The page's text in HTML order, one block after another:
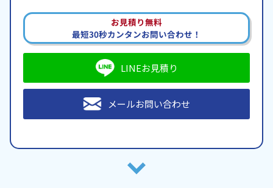
お見積り無料
最短30秒カンタンお問い合わせ！
LINEお見積り
メールお問い合わせ